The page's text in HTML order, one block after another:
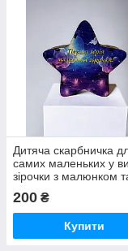
Дитяча скарбничка
самих маленьких у
зірочки з малюнком
написом
200 ₴
Купити